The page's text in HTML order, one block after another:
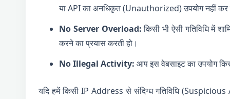
या API का अनधिकृत (Unauthorized) उपयोग नहीं
No Server Overload:किसी भी ऐसी गतिविधि में
करने का प्रयास करती हो।
No Illegal Activity: आप इस वेबसाइट का उपयोग
यदि हमें किसी IP Address से संदिग्ध गतिविधि